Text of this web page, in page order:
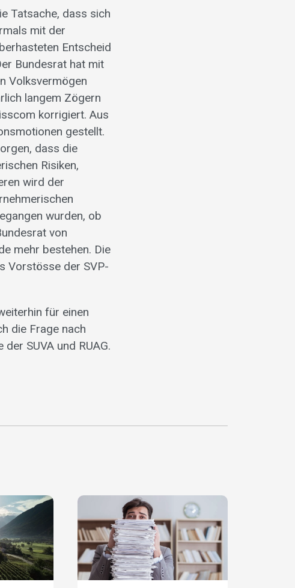
Tatsache, dass sich
mit der
Entscheid
Bundesrat hat mit
Volksvermögen
langem Zögern
korrigiert. Aus
gestellt.
dass die
Risiken,
wird der
wurden, ob
von
mehr bestehen. Die
Vorstösse der SVP-
für einen
die Frage nach
SUVA und RUAG.